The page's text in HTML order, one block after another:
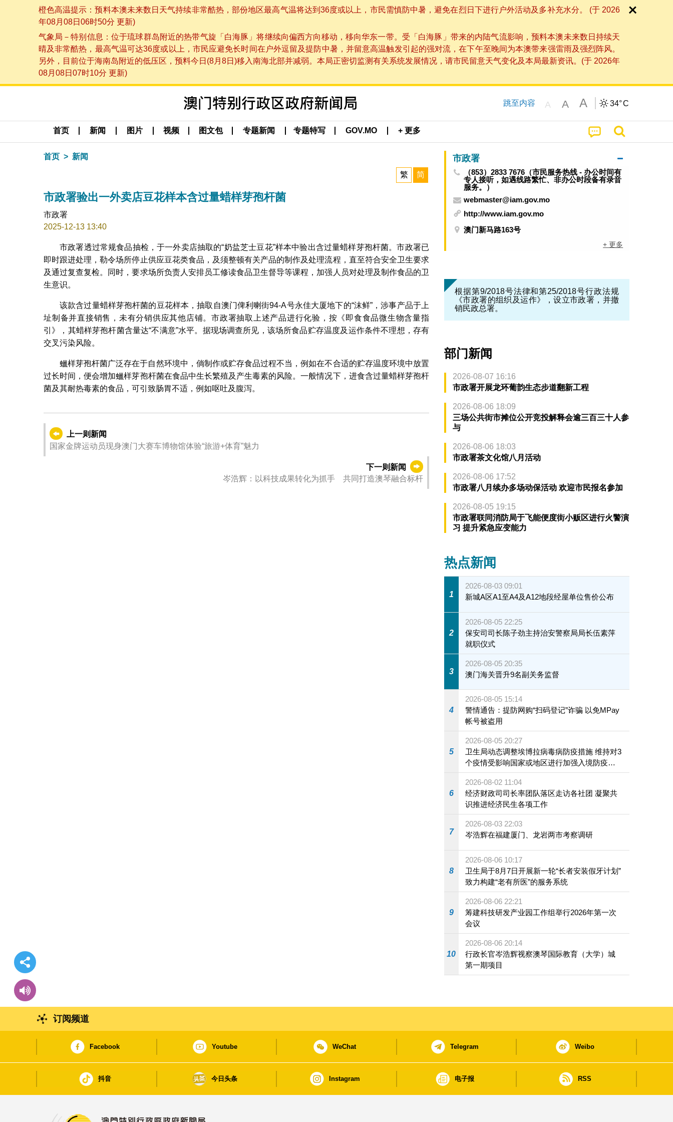
橙色高温提示：预料本澳未来数日天气持续非常酷热，部份地区最高气温将达到36度或以上，市民需慎防中暑，避免在烈日下进行户外活动及多补充水分。 (于 2026
年08月08日06时50分 更新)
气象局－特别信息：位于琉球群岛附近的热带气旋「白海豚」将继续向偏西方向移动，移向华东一带。受「白海豚」带来的内陆气流影响，预料本澳未来数日持续天
晴及非常酷热，最高气温可达36度或以上，市民应避免长时间在户外逗留及提防中暑，并留意高温触发引起的强对流，在下午至晚间为本澳带来强雷雨及强烈阵风。
另外，目前位于海南岛附近的低压区，预料今日(8月8日)移入南海北部并减弱。本局正密切监测有关系统发展情况，请市民留意天气变化及本局最新资讯。(于 2026年
08月08日07时10分 更新)
跳至内容 A A A 34°C
首页 新闻 图片 视频 图文包 专题新闻 专题特写 GOV.MO + 更多
首页 新闻
繁 简
市政署验出一外卖店豆花样本含过量蜡样芽孢杆菌
市政署
2025-12-13 13:40
市政署透过常规食品抽检，于一外卖店抽取的“奶盐芝士豆花”样本中验出含过量蜡样芽孢杆菌。市政署已
即时跟进处理，勒令场所停止供应豆花类食品，及须整顿有关产品的制作及处理流程，直至符合安全卫生要求
及通过复查复检。同时，要求场所负责人安排员工修读食品卫生督导等课程，加强人员对处理及制作食品的卫
生意识。
该款含过量蜡样芽孢杆菌的豆花样本，抽取自澳门俾利喇街94-A号永佳大厦地下的“沫鲜”，涉事产品于上
址制备并直接销售，未有分销供应其他店铺。市政署抽取上述产品进行化验，按《即食食品微生物含量指
引》，其蜡样芽孢杆菌含量达“不满意”水平。据现场调查所见，该场所食品贮存温度及运作条件不理想，存有
交叉污染风险。
蠟样芽孢杆菌广泛存在于自然环境中，倘制作或贮存食品过程不当，例如在不合适的贮存温度环境中放置
过长时间，便会增加蠟样芽孢杆菌在食品中生长繁殖及产生毒素的风险。一般情况下，进食含过量蜡样芽孢杆
菌及其耐热毒素的食品，可引致肠胃不适，例如呕吐及腹泻。
上一则新闻
国家金牌运动员现身澳门大赛车博物馆体验“旅游+体育”魅力
下一则新闻
岑浩辉：以科技成果转化为抓手 共同打造澳琴融合标杆
市政署
（853）2833 7676（市民服务热线 - 办公时间有
专人接听，如遇线路繁忙、非办公时段备有录音
服务。）
webmaster@iam.gov.mo
http://www.iam.gov.mo
澳门新马路163号
+ 更多
根据第9/2018号法律和第25/2018号行政法规
《市政署的组织及运作》，设立市政署，并撤
销民政总署。
部门新闻
2026-08-07 16:16
市政署开展龙环葡韵生态步道翻新工程
2026-08-06 18:09
三场公共街市摊位公开竞投解释会逾三百三十人参
与
2026-08-06 18:03
市政署茶文化馆八月活动
2026-08-06 17:52
市政署八月续办多场动保活动 欢迎市民报名参加
2026-08-05 19:15
市政署联同消防局于飞能便度街小贩区进行火警演
习 提升紧急应变能力
热点新闻
1
2026-08-03 09:01
新城A区A1至A4及A12地段经屋单位售价公布
2
2026-08-05 22:25
保安司司长陈子劲主持治安警察局局长伍素萍
就职仪式
3
2026-08-05 20:35
澳门海关晋升9名副关务监督
4
2026-08-05 15:14
警情通告：提防网购“扫码登记”诈骗 以免MPay
帐号被盗用
5
2026-08-05 20:27
卫生局动态调整埃博拉病毒病防疫措施 维持对3
个疫情受影响国家或地区进行加强入境防疫措
施
6
2026-08-02 11:04
经济财政司司长率团队落区走访各社团 凝聚共
识推进经济民生各项工作
7
2026-08-03 22:03
岑浩辉在福建厦门、龙岩两市考察调研
8
2026-08-06 10:17
卫生局于8月7日开展新一轮“长者安装假牙计划”
致力构建“老有所医”的服务系统
9
2026-08-06 22:21
筹建科技研发产业园工作组举行2026年第一次
会议
10
2026-08-06 20:14
行政长官岑浩辉视察澳琴国际教育（大学）城
第一期项目
订阅频道
Facebook Youtube WeChat Telegram Weibo
抖音 今日头条 Instagram 电子报 RSS